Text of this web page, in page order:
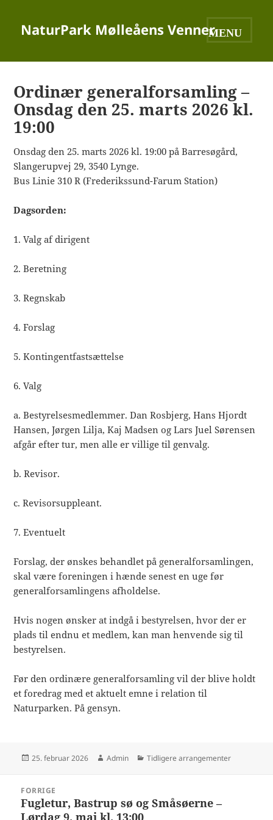
NaturPark Mølleåens Venner
WIDGETS
Ordinær generalforsamling –
Onsdag den 25. marts 2026 kl.
19:00
Onsdag den 25. marts 2026 kl. 19:00 på Barresøgård,
Slangerupvej 29, 3540 Lynge.
Bus Linie 310 R (Frederikssund-Farum Station)
Dagsorden:
1. Valg af dirigent
2. Beretning
3. Regnskab
4. Forslag
5. Kontingentfastsættelse
6. Valg
a. Bestyrelsesmedlemmer. Dan Rosbjerg, Hans Hjordt
Hansen, Jørgen Lilja, Kaj Madsen og Lars Juel Sørensen
afgår efter tur, men alle er villige til genvalg.
b. Revisor.
c. Revisorsuppleant.
7. Eventuelt
Forslag, der ønskes behandlet på generalforsamlingen,
skal være foreningen i hænde senest en uge før
generalforsamlingens afholdelse.
Hvis nogen ønsker at indgå i bestyrelsen, hvor der er
plads til endnu et medlem, kan man henvende sig til
bestyrelsen.
Før den ordinære generalforsamling vil der blive holdt
et foredrag med et aktuelt emne i relation til
Naturparken. På gensyn.
Udgivet
25. februar 2026 Forfatter
Admin Kategorier
Tidligere arrangementer
FORRIGE
Forrige
Fugletur, Bastrup sø og Småsøerne –